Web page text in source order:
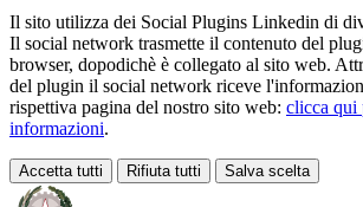
Il sito utilizza dei Social Plugins Linkedin di
Il social network trasmette il contenuto del
browser, dopodichè è collegato al sito web.
del plugin il social network riceve
rispettiva pagina del nostro sito web: clicca qui
informazioni.
Accetta tutti Rifiuta tutti Salva scelta
Loading...